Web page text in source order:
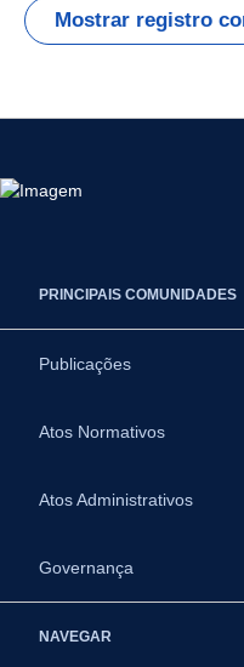
Mostrar registro
PRINCIPAIS COMUNIDADES
Publicações
Atos Normativos
Atos Administrativos
Governança
NAVEGAR